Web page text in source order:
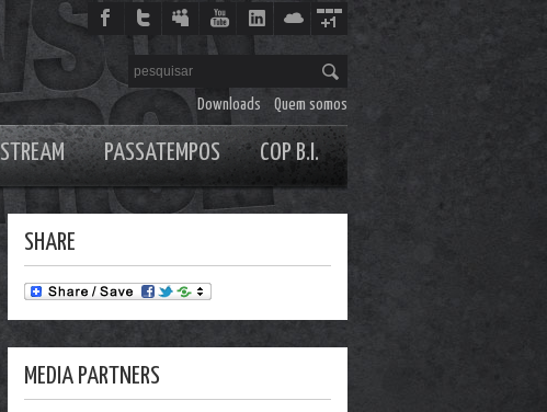
Downloads Quem somos
STREAM PASSATEMPOS COP B.I.
SHARE
MEDIA PARTNERS